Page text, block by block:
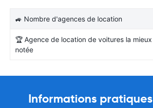
🚙 Nombre d'agences de location
🏆 Agence de location de voitures la mieux
notée
Informations pratiques